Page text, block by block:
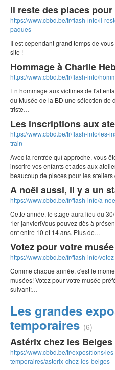
Il reste des places
https://www.cbbd.be/fr/flash-info/il-
paques
Il est cependant grand temps de
site !
Hommage à Charlie
https://www.cbbd.be/fr/flash-info/
En hommage aux victimes de
du Musée de la BD une sélection de
triste…
Les inscriptions aux
https://www.cbbd.be/fr/flash-info/les-
train
Avec la rentrée qui approche, vous
inscrire vos enfants et ados aux
beaucoup de places pour les
A noël aussi, il y a un
https://www.cbbd.be/fr/flash-info/a-
Cette année, le stage aura lieu du
1er janvier!Vous pouvez dès à
ont entre 10 et 14 ans. Plus de…
Votez pour votre
https://www.cbbd.be/fr/flash-info/
Comme chaque année, c'est le
musées! Votez pour votre musée
suivant:…
Les grandes
temporaires (6)
Astérix chez les Belges
https://www.cbbd.be/fr/expositions/
temporaires/asterix-chez-les-belges